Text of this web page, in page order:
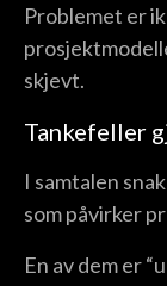
Problemet er
skjevt.
Tankefeller
I samtalen
som påvirker
En av dem er